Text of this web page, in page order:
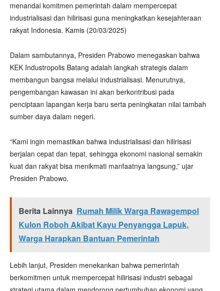
menandai komitmen pemerintah dalam mempercepat
industrialisasi dan hilirisasi guna meningkatkan kesejahteraan
rakyat Indonesia. Kamis (20/03/2025)
Dalam sambutannya, Presiden Prabowo menegaskan bahwa
KEK Industropolis Batang adalah langkah strategis dalam
membangun bangsa melalui industrialisasi. Menurutnya,
pengembangan kawasan ini akan berkontribusi pada
penciptaan lapangan kerja baru serta peningkatan nilai tambah
sumber daya dalam negeri.
“Kami ingin memastikan bahwa industrialisasi dan hilirisasi
berjalan cepat dan tepat, sehingga ekonomi nasional semakin
kuat dan rakyat bisa menikmati manfaatnya langsung,” ujar
Presiden Prabowo.
Berita Lainnya Rumah Milik Warga Rawagempol
Kulon Roboh Akibat Kayu Penyangga Lapuk,
Warga Harapkan Bantuan Pemerintah
Lebih lanjut, Presiden menekankan bahwa pemerintah
berkomitmen untuk mempercepat hilirisasi industri sebagai